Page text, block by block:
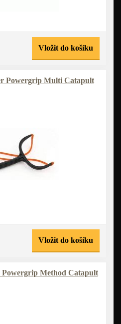
Vložit do košíku
Powergrip Multi Catapult
Vložit do košíku
Powergrip Method Catapult